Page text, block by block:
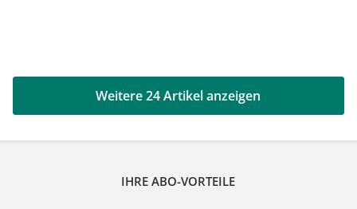
Weitere 24 Artikel anzeigen
IHRE ABO-VORTEILE